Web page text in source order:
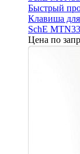
Быстрый
Клавиша
SchE
Цена по